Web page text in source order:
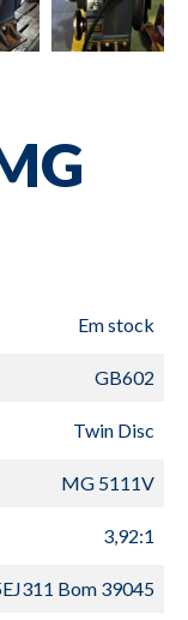
Em stock
GB602
Twin Disc
MG 5111V
3,92:1
Bom 39045